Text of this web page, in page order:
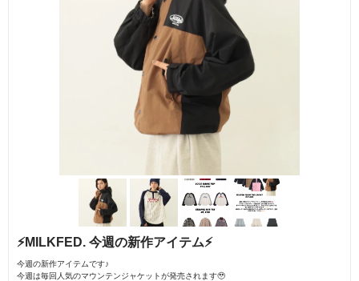
⚡️MILKFED. 今週の新作アイテム⚡️
今週の新作アイテムです♪
今週は毎回人気のマウンテンジャケットが発売されます🥹